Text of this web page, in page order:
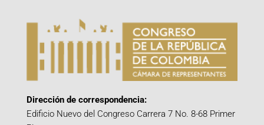
Dirección de correspondencia:
Edificio Nuevo del Congreso Carrera 7 No. 8-68 Primer